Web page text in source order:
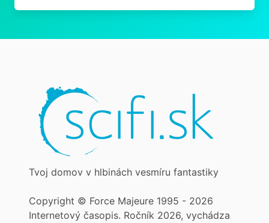
Tvoj domov v hlbinách vesmíru fantastiky
Copyright © Force Majeure 1995 - 2026
Internetový časopis. Ročník 2026, vychádza